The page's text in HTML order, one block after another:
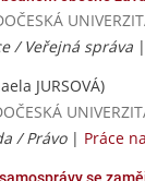
/ Veřejná správa |
JURSOVÁ)
/ Právo| Práce
samosprávy se